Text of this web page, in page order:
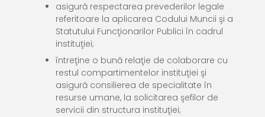
asigură respectarea prevederilor legale
referitoare la aplicarea Codului Muncii şi a
Statutului Funcţionarilor Publici în cadrul
instituţiei;
întreţine o bună relaţie de colaborare cu
restul compartimentelor instituţiei şi
asigură consilierea de specialitate în
resurse umane, la solicitarea şefilor de
servicii din structura instituţiei;